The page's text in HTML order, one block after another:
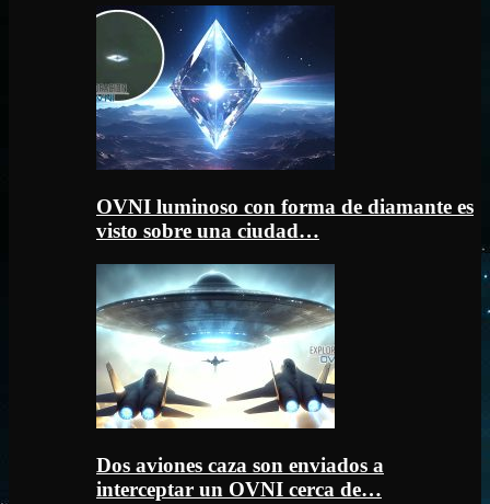
OVNI luminoso con forma de diamante es
visto sobre una ciudad…
Dos aviones caza son enviados a
interceptar un OVNI cerca de…